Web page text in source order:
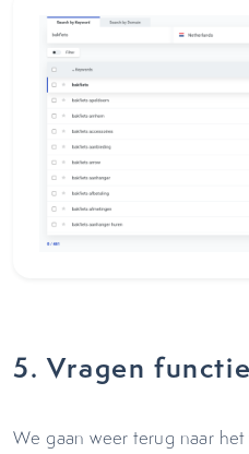
5. Vragen
We gaan weer terug naar